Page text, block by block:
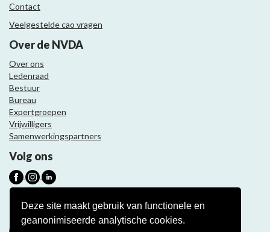
Deze site maakt gebruik van functionele en
geanonimiseerde analytische cookies.
Contact
Veelgestelde cao vragen
Over de NVDA
Over ons
Ledenraad
Bestuur
Bureau
Expertgroepen
Vrijwilligers
Samenwerkingspartners
Volg ons
Nieuwsbrief